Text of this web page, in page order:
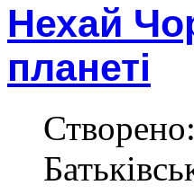
Нехай
планеті